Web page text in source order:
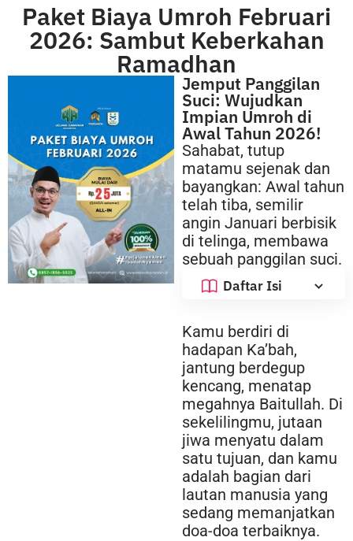
Paket Biaya Umroh Februari
2026: Sambut Keberkahan
Ramadhan
Jemput Panggilan
Suci: Wujudkan
Impian Umroh di
Awal Tahun 2026!
Sahabat, tutup
matamu sejenak dan
bayangkan: Awal tahun
telah tiba, semilir
angin Januari berbisik
di telinga, membawa
sebuah panggilan suci.
Daftar Isi
Kamu berdiri di
hadapan Ka’bah,
jantung berdegup
kencang, menatap
megahnya Baitullah. Di
sekelilingmu, jutaan
jiwa menyatu dalam
satu tujuan, dan kamu
adalah bagian dari
lautan manusia yang
sedang memanjatkan
doa-doa terbaiknya.